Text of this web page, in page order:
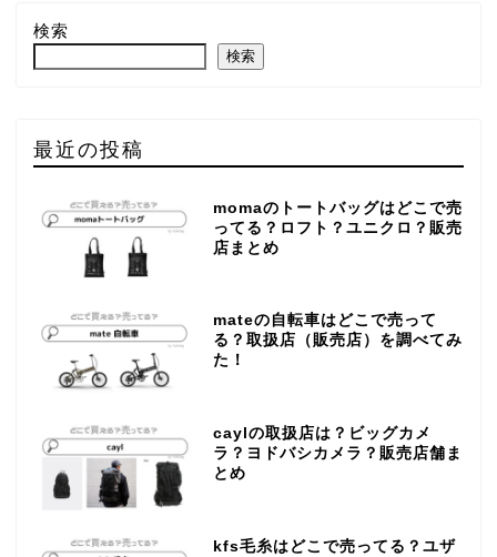
検索
検索
最近の投稿
momaのトートバッグはどこで売
ってる？ロフト？ユニクロ？販売
店まとめ
mateの自転車はどこで売って
る？取扱店（販売店）を調べてみ
た！
caylの取扱店は？ビッグカメ
ラ？ヨドバシカメラ？販売店舗ま
とめ
kfs毛糸はどこで売ってる？ユザ